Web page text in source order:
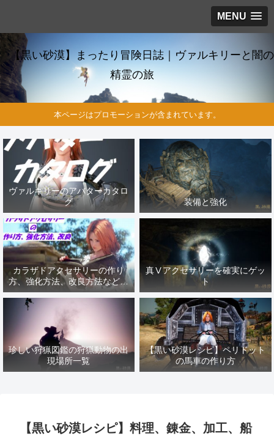
MENU
【黒い砂漠】まったり冒険日誌｜ヴァルキリーと闇の
精霊の旅
本ページはプロモーションが含まれています。
ヴァルキリーのアバターカタロ
グ
装備と強化
カラザドアクセサリーの作り
方、強化方法、改良方法などま
とめ【黒い砂漠冒険日誌１４１
真Ⅴアクセサリーを確実にゲッ
ト
珍しい狩猟図鑑の狩猟動物の出
現場所一覧
【黒い砂漠レシピ】ペリドット
の馬車の作り方
【黒い砂漠レシピ】料理、錬金、加工、船